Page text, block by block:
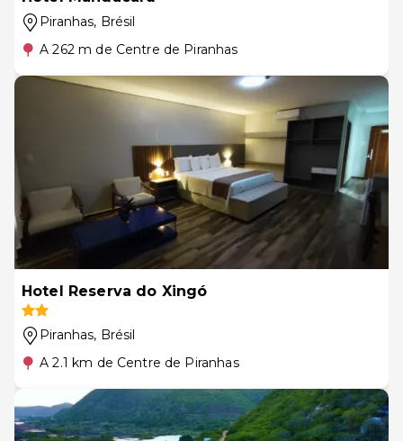
Piranhas, Brésil
A 262 m de Centre de Piranhas
Hotel Reserva do Xingó
Piranhas, Brésil
A 2.1 km de Centre de Piranhas